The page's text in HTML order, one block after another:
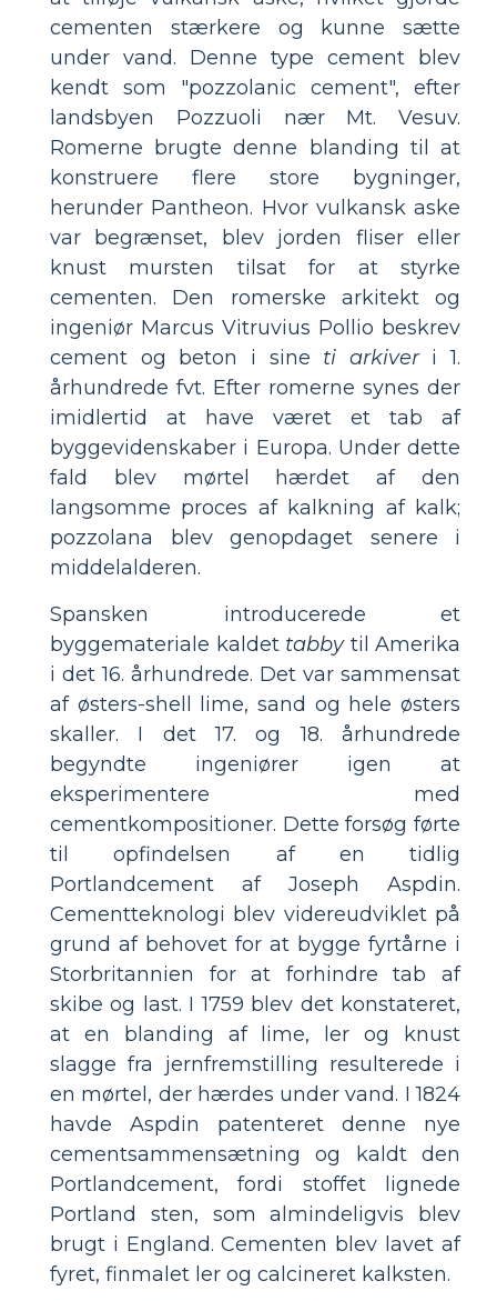
cementen stærkere og kunne sætte
under vand. Denne type cement blev
kendt som "pozzolanic cement", efter
landsbyen Pozzuoli nær Mt. Vesuv.
Romerne brugte denne blanding til at
konstruere flere store bygninger,
herunder Pantheon. Hvor vulkansk aske
var begrænset, blev jorden fliser eller
knust mursten tilsat for at styrke
cementen. Den romerske arkitekt og
ingeniør Marcus Vitruvius Pollio beskrev
cement og beton i sine ti arkiveri 1.
århundrede fvt. Efter romerne synes der
imidlertid at have været et tab af
byggevidenskaber i Europa. Under dette
fald blev mørtel hærdet af den
langsomme proces af kalkning af kalk;
pozzolana blev genopdaget senere i
middelalderen.
Spansken introducerede et
byggemateriale kaldet tabbytil Amerika
i det 16. århundrede. Det var sammensat
af østers-shell lime, sand og hele østers
skaller. I det 17. og 18. århundrede
begyndte ingeniører igen at
eksperimentere med
cementkompositioner. Dette forsøg førte
til opfindelsen af ​​en tidlig
Portlandcement af Joseph Aspdin.
Cementteknologi blev videreudviklet på
grund af behovet for at bygge fyrtårne ​​i
Storbritannien for at forhindre tab af
skibe og last. I 1759 blev det konstateret,
at en blanding af lime, ler og knust
slagge fra jernfremstilling resulterede i
en mørtel, der hærdes under vand. I 1824
havde Aspdin patenteret denne nye
cementsammensætning og kaldt den
Portlandcement, fordi stoffet lignede
Portland sten, som almindeligvis blev
brugt i England. Cementen blev lavet af
fyret, finmalet ler og calcineret kalksten.